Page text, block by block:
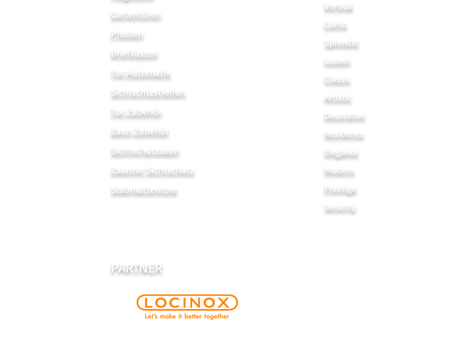
Gartentüren
Pfosten
Briefkästen
Tor Automatik
Sichtschtzstreifen
Tor Zubehör
Zaun Zubehör
Sichtschutzzaun
Zauntor Sichtschutz
Stabmattentore
Vertical
Comb
Splendid
Louver
Classic
Artistic
Decorative
Residence
Elegance
Modern
Prestige
Security
PARTNER